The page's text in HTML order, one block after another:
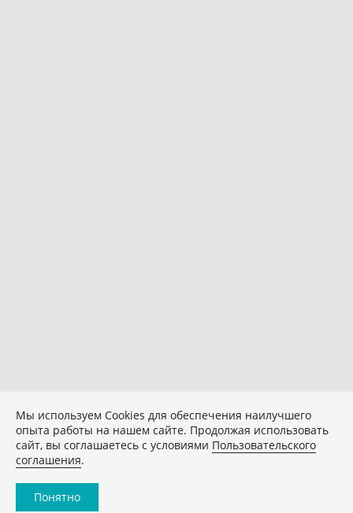
Мы используем Сookies для обеспечения наилучшего
опыта работы на нашем сайте. Продолжая использовать
сайт, вы соглашаетесь с условиями Пользовательского
соглашения.
Понятно